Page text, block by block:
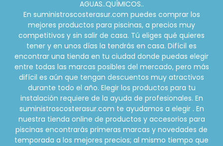
AGUAS..QUÍMICOS..
En suministroscosterasur.com puedes comprar los
mejores productos para piscinas, a precios muy
competitivos y sin salir de casa. Tú eliges qué quieres
tener y en unos días la tendrás en casa. Difícil es
encontrar una tienda en tu ciudad donde puedas elegir
entre todas las marcas posibles del mercado, pero más
difícil es aún que tengan descuentos muy atractivos
durante todo el año. Elegir los productos para tu
instalación requiere de la ayuda de profesionales. En
suministroscosterasur.com te ayudamos a elegir . En
nuestra tienda online de productos y accesorios para
piscinas encontrarás primeras marcas y novedades de
temporada a los mejores precios; al mismo tiempo que